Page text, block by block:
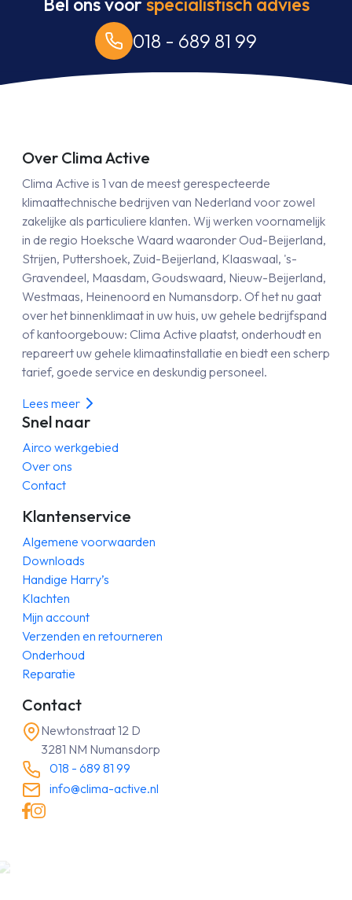
Bel ons voorspecialistisch advies
018 - 689 81 99
Over Clima Active
Clima Active is 1 van de meest gerespecteerde
klimaattechnische bedrijven van Nederland voor zowel
zakelijke als particuliere klanten. Wij werken voornamelijk
in de regio Hoeksche Waard waaronder Oud-Beijerland,
Strijen, Puttershoek, Zuid-Beijerland, Klaaswaal, 's-
Gravendeel, Maasdam, Goudswaard, Nieuw-Beijerland,
Westmaas, Heinenoord en Numansdorp. Of het nu gaat
over het binnenklimaat in uw huis, uw gehele bedrijfspand
of kantoorgebouw: Clima Active plaatst, onderhoudt en
repareert uw gehele klimaatinstallatie en biedt een scherp
tarief, goede service en deskundig personeel.
Lees meer
Snel naar
Airco werkgebied
Over ons
Contact
Klantenservice
Algemene voorwaarden
Downloads
Handige Harry’s
Klachten
Mijn account
Verzenden en retourneren
Onderhoud
Reparatie
Contact
Newtonstraat 12 D
3281 NM Numansdorp
018 - 689 81 99
info@clima-active.nl